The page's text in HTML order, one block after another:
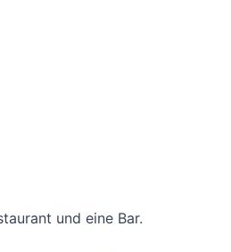
und eine Bar.